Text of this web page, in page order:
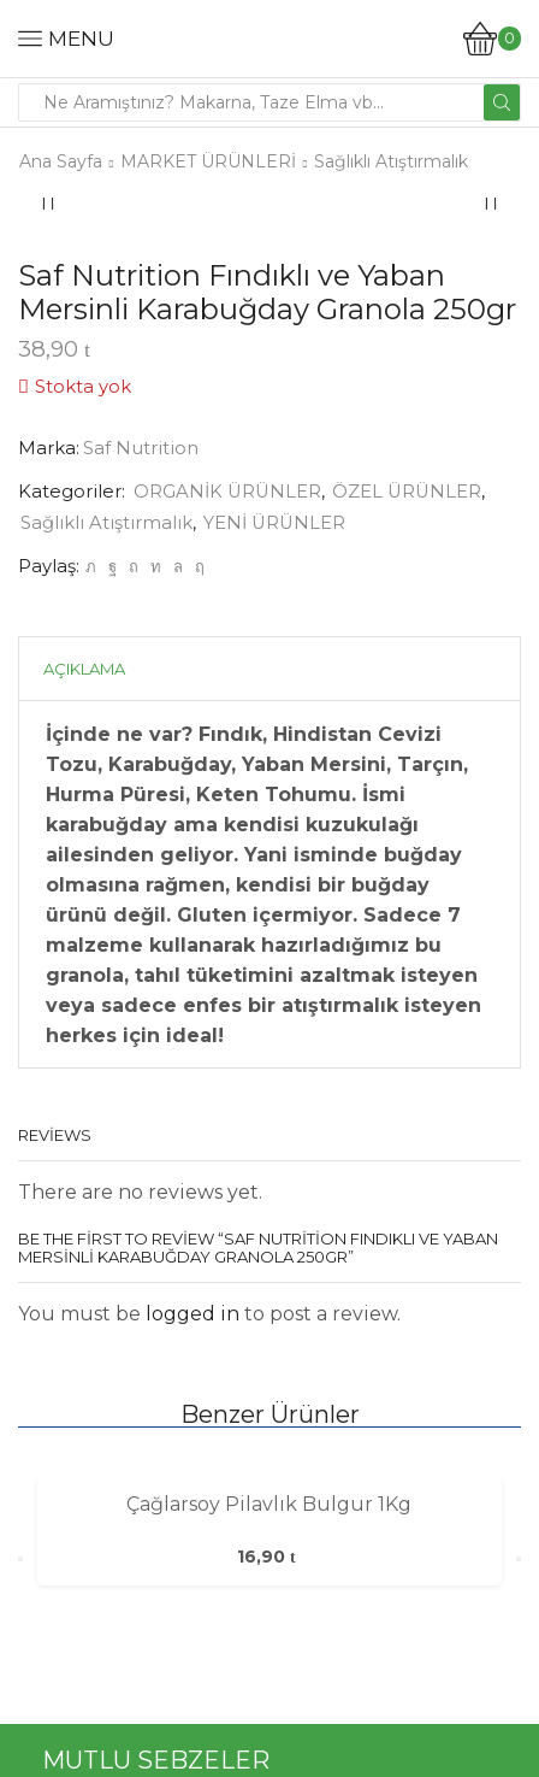
MENU 0
Ana Sayfa MARKET ÜRÜNLERİ Sağlıklı Atıştırmalık
Saf Nutrition Fındıklı ve Yaban
Mersinli Karabuğday Granola 250gr
38,90
Stokta yok
Marka: Saf Nutrition
Kategoriler: ORGANİK ÜRÜNLER, ÖZEL ÜRÜNLER,
Sağlıklı Atıştırmalık, YENİ ÜRÜNLER
Paylaş:
AÇIKLAMA
İçinde ne var? Fındık, Hindistan Cevizi
Tozu, Karabuğday, Yaban Mersini, Tarçın,
Hurma Püresi, Keten Tohumu. İsmi
karabuğday ama kendisi kuzukulağı
ailesinden geliyor. Yani isminde buğday
olmasına rağmen, kendisi bir buğday
ürünü değil. Gluten içermiyor. Sadece 7
malzeme kullanarak hazırladığımız bu
granola, tahıl tüketimini azaltmak isteyen
veya sadece enfes bir atıştırmalık isteyen
herkes için ideal!
REVIEWS
There are no reviews yet.
BE THE FIRST TO REVIEW “SAF NUTRITION FINDIKLI VE YABAN
MERSINLI KARABUĞDAY GRANOLA 250GR”
You must be logged in to post a review.
Benzer Ürünler
Çağlarsoy Pilavlık Bulgur 1Kg
16,90
MUTLU SEBZELER